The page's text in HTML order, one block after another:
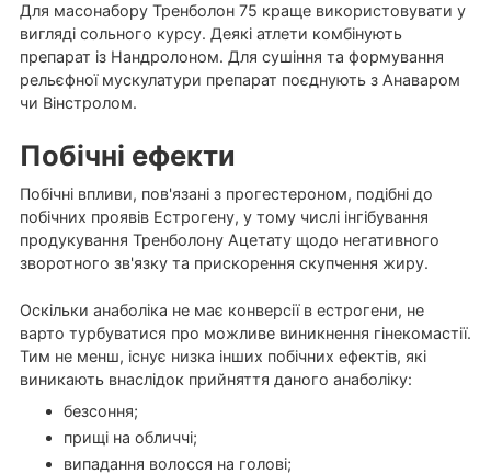
Для масонабору Тренболон 75 краще використовувати у
вигляді сольного курсу. Деякі атлети комбінують
препарат із Нандролоном. Для сушіння та формування
рельєфної мускулатури препарат поєднують з Анаваром
чи Вінстролом.
Побічні ефекти
Побічні впливи, пов'язані з прогестероном, подібні до
побічних проявів Естрогену, у тому числі інгібування
продукування Тренболону Ацетату щодо негативного
зворотного зв'язку та прискорення скупчення жиру.
Оскільки анаболіка не має конверсії в естрогени, не
варто турбуватися про можливе виникнення гінекомастії.
Тим не менш, існує низка інших побічних ефектів, які
виникають внаслідок прийняття даного анаболіку:
безсоння;
прищі на обличчі;
випадання волосся на голові;